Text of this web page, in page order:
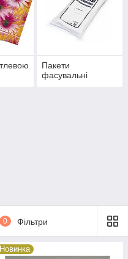
Пакети
фасувальні
0 Фільтри
Новинка